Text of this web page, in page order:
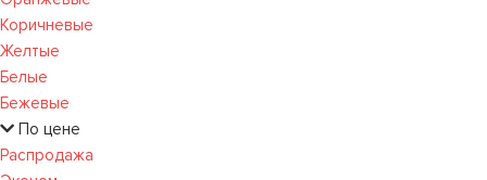
Коричневые
Желтые
Белые
Бежевые
По цене
Распродажа